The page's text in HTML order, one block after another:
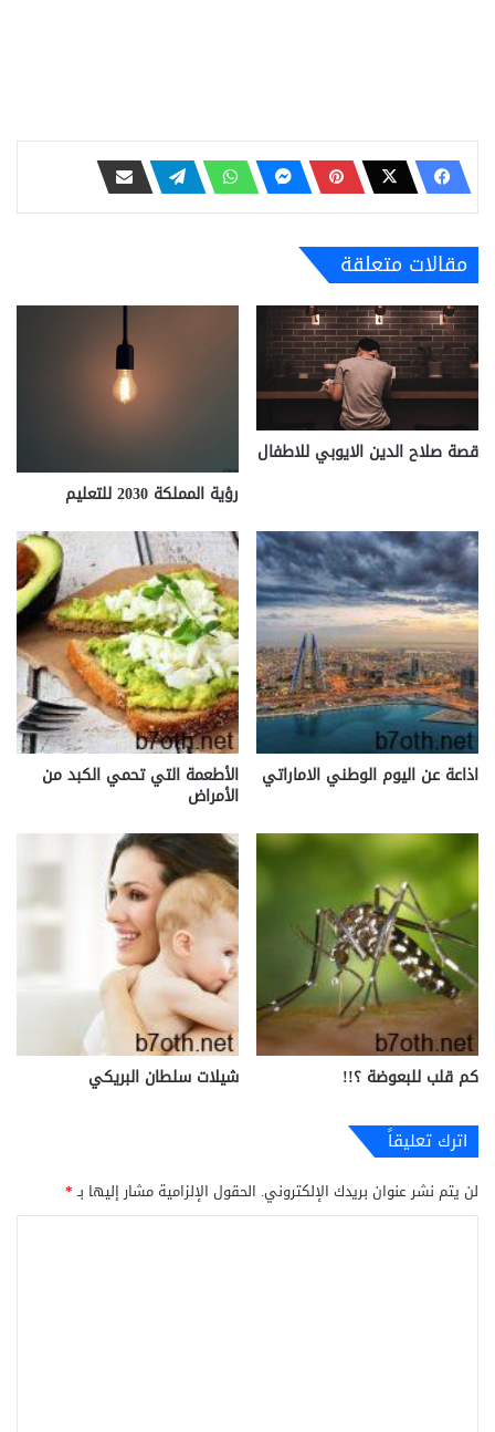
مقالات متعلقة
قصة صلاح الدين الايوبي للاطفال
رؤية المملكة 2030 للتعليم
اذاعة عن اليوم الوطني الاماراتي الأطعمة التي تحمي الكبد من
الأمراض
كم قلب للبعوضة ؟!! شيلات سلطان البريكي
اترك تعليقاً
لن يتم نشر عنوان بريدك الإلكتروني. الحقول الإلزامية مشار إليها بـ*